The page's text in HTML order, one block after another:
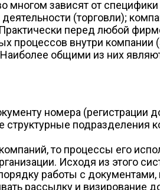
зависят от
(торговли);
перед любой
процессов внутри компании
Наиболее общими из них
номера (регистрации
подразделения
то процессы его
Исходя из этого
работы с документами,
рассылку и визирование